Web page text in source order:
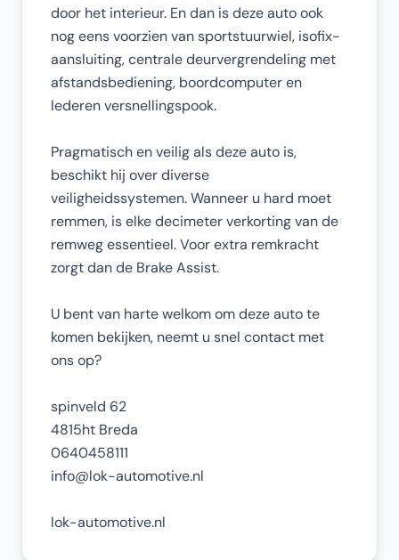
door het interieur. En dan is deze auto ook
nog eens voorzien van sportstuurwiel, isofix-
aansluiting, centrale deurvergrendeling met
afstandsbediening, boordcomputer en
lederen versnellingspook.
Pragmatisch en veilig als deze auto is,
beschikt hij over diverse
veiligheidssystemen. Wanneer u hard moet
remmen, is elke decimeter verkorting van de
remweg essentieel. Voor extra remkracht
zorgt dan de Brake Assist.
U bent van harte welkom om deze auto te
komen bekijken, neemt u snel contact met
ons op?
spinveld 62
4815ht Breda
0640458111
info@lok-automotive.nl
lok-automotive.nl